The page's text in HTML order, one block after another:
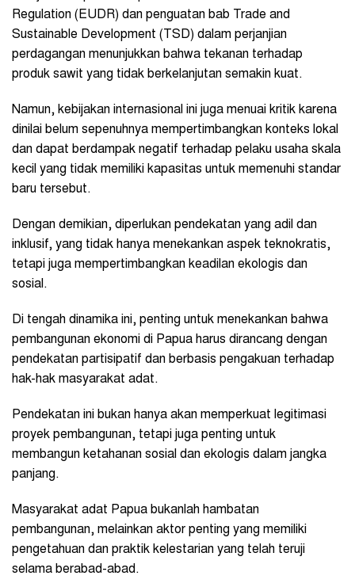
Regulation (EUDR) dan penguatan bab Trade and
Sustainable Development (TSD) dalam perjanjian
perdagangan menunjukkan bahwa tekanan terhadap
produk sawit yang tidak berkelanjutan semakin kuat.
Namun, kebijakan internasional ini juga menuai kritik karena
dinilai belum sepenuhnya mempertimbangkan konteks lokal
dan dapat berdampak negatif terhadap pelaku usaha skala
kecil yang tidak memiliki kapasitas untuk memenuhi standar
baru tersebut.
Dengan demikian, diperlukan pendekatan yang adil dan
inklusif, yang tidak hanya menekankan aspek teknokratis,
tetapi juga mempertimbangkan keadilan ekologis dan
sosial.
Di tengah dinamika ini, penting untuk menekankan bahwa
pembangunan ekonomi di Papua harus dirancang dengan
pendekatan partisipatif dan berbasis pengakuan terhadap
hak-hak masyarakat adat.
Pendekatan ini bukan hanya akan memperkuat legitimasi
proyek pembangunan, tetapi juga penting untuk
membangun ketahanan sosial dan ekologis dalam jangka
panjang.
Masyarakat adat Papua bukanlah hambatan
pembangunan, melainkan aktor penting yang memiliki
pengetahuan dan praktik kelestarian yang telah teruji
selama berabad-abad.